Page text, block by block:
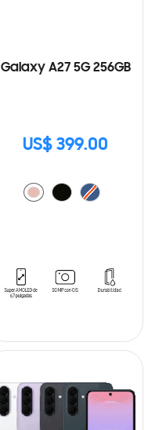
Galaxy A27 5G 256GB
US$ 399.00